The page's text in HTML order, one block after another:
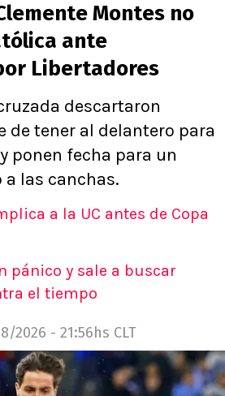
Montes no
ante
Libertadores
descartaron
de tener al delantero para
ponen fecha para un
las canchas.
a la UC antes de Copa
pánico y sale a buscar
el tiempo
2026 - 21:56hs CLT